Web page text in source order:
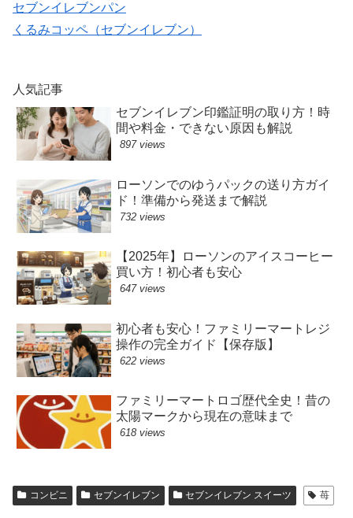
セブンイレブンパン
くるみコッペ（セブンイレブン）
人気記事
セブンイレブン印鑑証明の取り方！時
間や料金・できない原因も解説
897 views
ローソンでのゆうパックの送り方ガイ
ド！準備から発送まで解説
732 views
【2025年】ローソンのアイスコーヒー
買い方！初心者も安心
647 views
初心者も安心！ファミリーマートレジ
操作の完全ガイド【保存版】
622 views
ファミリーマートロゴ歴代全史！昔の
太陽マークから現在の意味まで
618 views
コンビニ セブンイレブン セブンイレブン スイーツ 苺